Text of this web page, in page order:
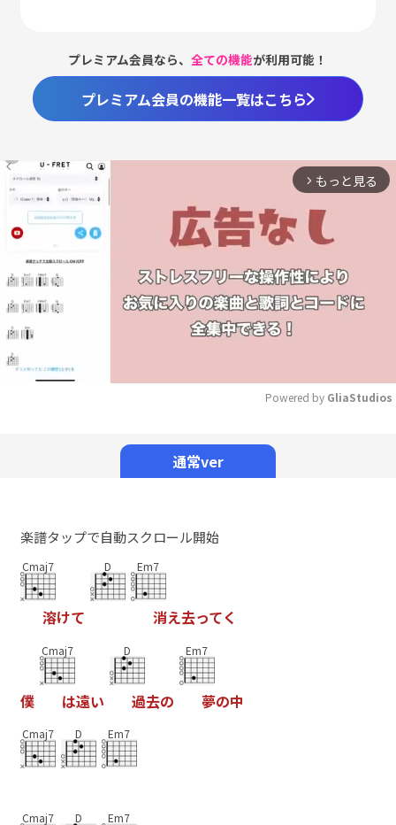
プレミアム会員なら、全ての機能が利用可能！
プレミアム会員の機能一覧はこちら
arrow_forward_ios もっと見る
Powered by GliaStudios
通常ver
楽譜タップで自動スクロール開始
Cmaj7
溶けて
D Em7
消え去ってく
僕
Cmaj7
は遠い
D
過去の
Em7
夢の中
Cmaj7 D Em7
Cmaj7 D Em7